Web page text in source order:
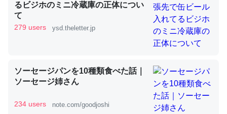
ど、短期記憶というには多い分量。進化すればするほど分
かりやすく強くなりそう
─GPTの仕組みと限界についての考察（１） - conceptualization
昆虫ってカルシウム少ないのか。知らんかった。調べたら
るビジホのミニ冷蔵庫の正体につい
て
279 users ysd.theletter.jp
ソーセージパンを10種類食べた話｜
ソーセージ姉さん
234 users note.com/goodjoshi